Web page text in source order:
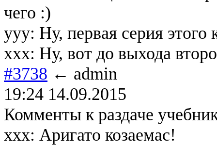
чего :)
yyy: Ну, первая серия
xxx: Ну, вот до выхода
#3738 ← admin
19:24 14.09.2015
Комменты к раздаче
ххх: Аригато козаемас!